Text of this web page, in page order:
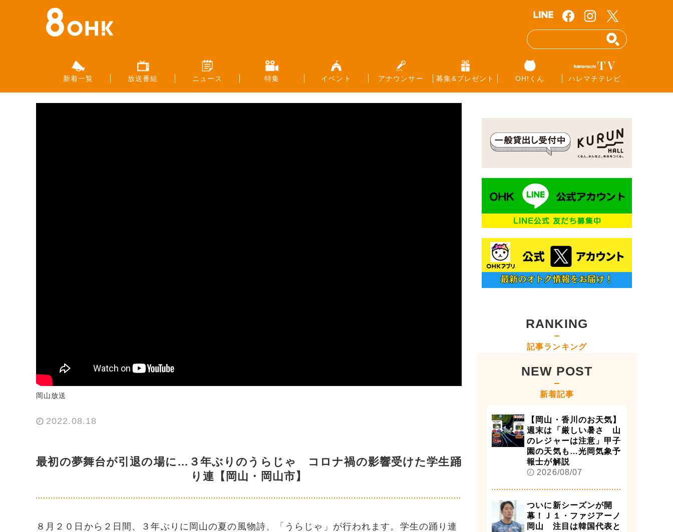
新着一覧 放送番組 ニュース 特集 イベント アナウンサー 募集&プレゼント OH!くん ハレマチテレビ
岡山放送
2022.08.18
最初の夢舞台が引退の場に…３年ぶりのうらじゃ コロナ禍の影響受けた学生踊
り連【岡山・岡山市】
８月２０日から２日間、３年ぶりに岡山の夏の風物詩、「うらじゃ」が行われます。学生の踊り連
RANKING
記事ランキング
NEW POST
新着記事
【岡山・香川のお天気】
週末は「厳しい暑さ 山
のレジャーは注意」甲子
園の天気も…光岡気象予
報士が解説
2026/08/07
ついに新シーズンが開
幕！Ｊ１・ファジアーノ
岡山 注目は韓国代表と